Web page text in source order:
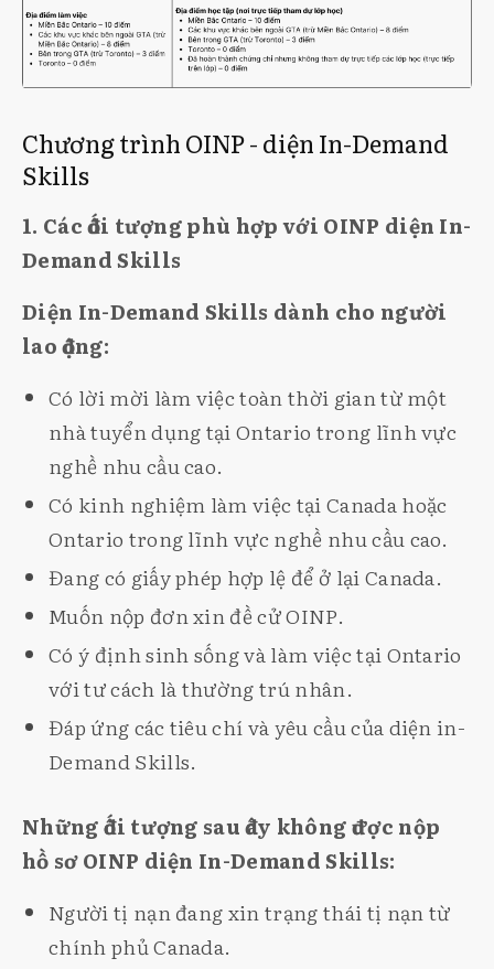
Chương trình OINP - diện In-Demand
Skills
1. Các đối tượng phù hợp với OINP diện In-
Demand Skills
Diện In-Demand Skills dành cho người
lao động:
Có lời mời làm việc toàn thời gian từ một
nhà tuyển dụng tại Ontario trong lĩnh vực
nghề nhu cầu cao.
Có kinh nghiệm làm việc tại Canada hoặc
Ontario trong lĩnh vực nghề nhu cầu cao.
Đang có giấy phép hợp lệ để ở lại Canada.
Muốn nộp đơn xin đề cử OINP.
Có ý định sinh sống và làm việc tại Ontario
với tư cách là thường trú nhân.
Đáp ứng các tiêu chí và yêu cầu của diện in-
Demand Skills.
Những đối tượng sau đây không được nộp
hồ sơ OINP diện In-Demand Skills:
Người tị nạn đang xin trạng thái tị nạn từ
chính phủ Canada.